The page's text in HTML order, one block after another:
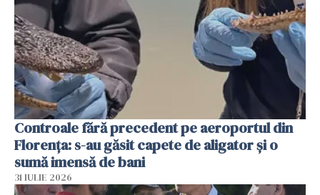
Controale fără precedent pe aeroportul din
Florența: s-au găsit capete de aligator și o
sumă imensă de bani
31 IULIE 2026